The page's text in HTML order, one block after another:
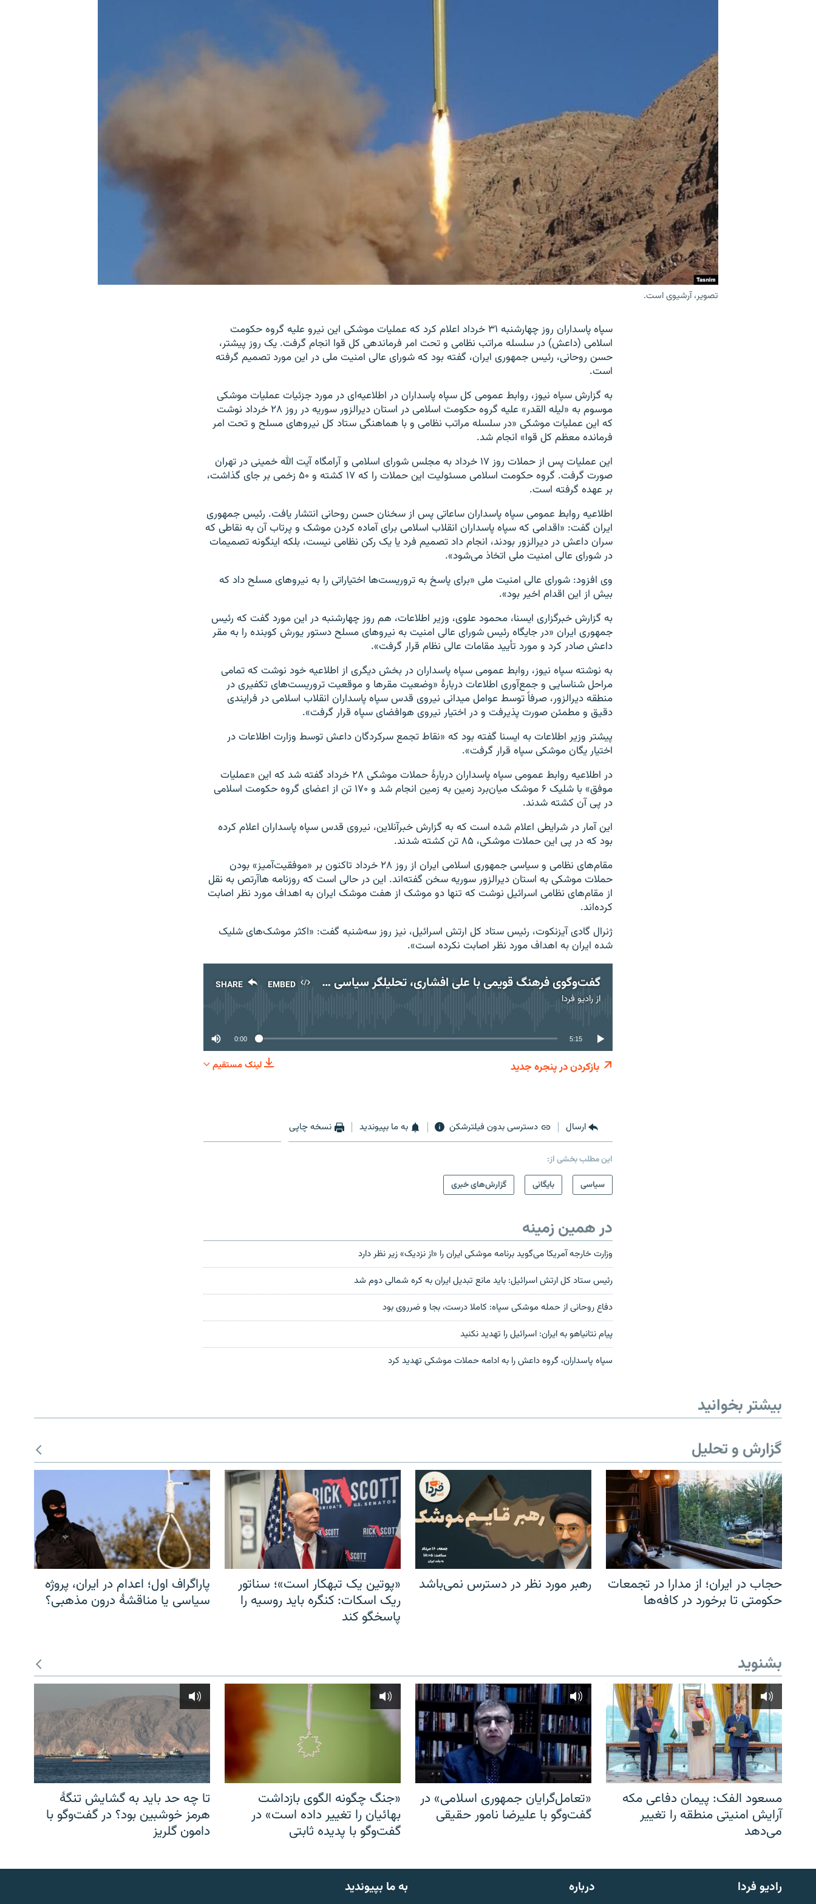
English
تصویر، آرشیوی است.
سپاه پاسداران روز چهارشنبه ۳۱ خرداد اعلام کرد که عملیات موشکی این نیرو علیه گروه حکومت
اسلامی (داعش) در سلسله مراتب نظامی و تحت امر فرماندهی کل قوا انجام گرفت. یک روز پیشتر،
حسن روحانی، رئیس جمهوری ایران، گفته بود که شورای عالی امنیت ملی در این مورد تصمیم گرفته
است.
به گزارش سپاه نیوز، روابط عمومی کل سپاه پاسداران در اطلاعیه‌ای در مورد جزئیات عملیات موشکی
موسوم به «لیله القدر» علیه گروه حکومت اسلامی در استان دیرالزور سوریه در روز ۲۸ خرداد نوشت
که این عملیات موشکی «در سلسله مراتب نظامی و با هماهنگی ستاد کل نیروهای مسلح و تحت امر
فرمانده معظم کل قوا» انجام شد.
این عملیات پس از حملات روز ۱۷ خرداد به مجلس شورای اسلامی و آرامگاه آیت الله خمینی در تهران
صورت گرفت. گروه حکومت اسلامی مسئولیت این حملات را که ۱۷ کشته و ۵۰ زخمی بر جای گذاشت،
بر عهده گرفته است.
اطلاعیه روابط عمومی سپاه پاسداران ساعاتی پس از سخنان حسن روحانی انتشار یافت. رئیس جمهوری
ایران گفت: «اقدامی که سپاه پاسداران انقلاب اسلامی برای آماده کردن موشک و پرتاب آن به نقاطی که
سران داعش در دیرالزور بودند، انجام داد تصمیم فرد یا یک رکن نظامی نیست، بلکه اینگونه تصمیمات
در شورای عالی امنیت ملی اتخاذ می‌شود».
وی افزود: شورای عالی امنیت ملی «برای پاسخ به تروریست‌ها اختیاراتی را به نیروهای مسلح داد که
بیش از این اقدام اخیر بود». ‏
به گزارش خبرگزاری ایسنا، محمود علوی، وزیر اطلاعات، هم روز چهارشنبه در این مورد گفت که رئیس
جمهوری ایران «در جایگاه رئیس شورای عالی امنیت به نیروهای مسلح دستور یورش کوبنده را به مقر
داعش صادر کرد و مورد تأیید مقامات عالی نظام قرار گرفت».
به نوشته سپاه نیوز، روابط عمومی سپاه پاسداران در بخش دیگری از اطلاعیه خود نوشت که تمامی
مراحل شناسایی و جمع‌آوری اطلاعات دربارهٔ «وضعیت مقرها و موقعیت تروریست‌های تکفیری در
منطقه دیرالزور، صرفاً توسط عوامل میدانی نیروی قدس سپاه پاسداران انقلاب اسلامی در فرایندی
دقیق و مطمئن صورت پذیرفت و در اختیار نیروی هوافضای سپاه قرار گرفت».
پیشتر وزیر اطلاعات به ایسنا گفته بود که «نقاط تجمع سرکردگان داعش توسط وزارت اطلاعات در
اختیار یگان موشکی سپاه قرار گرفت».
در اطلاعیه روابط عمومی سپاه پاسداران دربارهٔ حملات موشکی ۲۸ خرداد گفته شد که این «عملیات
موفق» با شلیک ۶ موشک میان‌برد زمین به زمین انجام شد و ۱۷۰ تن از اعضای گروه حکومت اسلامی
در پی آن کشته شدند.
این آمار در شرایطی اعلام شده است که به گزارش خبرآنلاین، نیروی قدس سپاه پاسداران اعلام کرده
بود که در پی این حملات موشکی، ۸۵ تن کشته شدند.
مقام‌های نظامی و سیاسی جمهوری اسلامی ایران از روز ۲۸ خرداد تاکنون بر «موفقیت‌آمیز» بودن
حملات موشکی به استان دیرالزور سوریه سخن گفته‌اند. این در حالی است که روزنامه هاآرتص به نقل
از مقام‌های نظامی اسرائیل نوشت که تنها دو موشک از هفت موشک ایران به اهداف مورد نظر اصابت
کرده‌اند.
ژنرال گادی آیزنکوت، رئیس ستاد کل ارتش اسرائیل، نیز روز سه‌شنبه گفت: «اکثر موشک‌های شلیک
شده ایران به اهداف مورد نظر اصابت نکرده است».
EMBED
SHARE گفت‌وگوی فرهنگ قویمی با علی افشاری، تحلیلگر سیاسی در واشنگتن، در مورد واکنش سپاه به سخنان روحانی
ازرادیو فردا
SHARE
0:00 5:15
لینک مستقیم بازکردن در پنجره جدید
ارسال دسترسی بدون فیلترشکن به ما بپیوندید نسخه چاپی
این مطلب بخشی از:
سیاسی
بایگانی گزارش‌های خبری
در همین زمینه
وزارت خارجه آمریکا می‌گوید برنامه موشکی ایران را «از نزدیک» زیر نظر دارد
رئیس ستاد کل ارتش اسرائیل:‌ باید مانع تبدیل ایران به کره شمالی دوم شد
دفاع روحانی از حمله موشکی سپاه: کاملا درست، بجا و ضرروی بود
پیام نتانیاهو به ایران: اسرائیل را تهدید نکنید
سپاه پاسداران، گروه داعش را به ادامه حملات موشکی تهدید کرد
بیشتر بخوانید
گزارش و تحلیل
حجاب در ایران؛ از مدارا در تجمعات
حکومتی تا برخورد در کافه‌ها
رهبر مورد نظر در دسترس نمی‌باشد
«پوتین یک تبهکار است»؛ سناتور
ریک اسکات: کنگره باید روسیه را
پاسخگو کند
پاراگراف اول؛ اعدام در ایران، پروژه
سیاسی یا مناقشهٔ درون مذهبی؟
بشنوید
مسعود الفک: پیمان دفاعی مکه
آرایش امنیتی منطقه را تغییر
می‌دهد
«تعامل‌گرایان جمهوری اسلامی» در
گفت‌وگو با علیرضا نامور حقیقی
«جنگ چگونه الگوی بازداشت
بهائیان را تغییر داده است» در
گفت‌وگو با پدیده ثابتی
تا چه حد باید به گشایش تنگهٔ
هرمز خوشبین بود؟ در گفت‌وگو با
دامون گلریز
به ما بپیوندید رادیو فردا درباره